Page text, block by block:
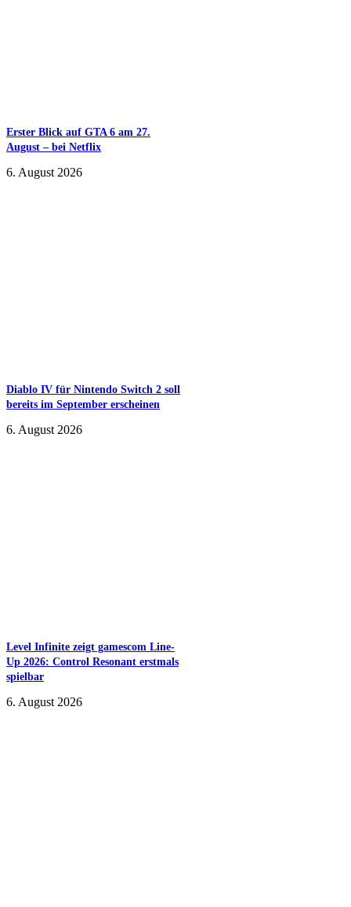
Erster Blick auf GTA 6 am 27.
August – bei Netflix
6. August 2026
Diablo IV für Nintendo Switch 2 soll
bereits im September erscheinen
6. August 2026
Level Infinite zeigt gamescom Line-
Up 2026: Control Resonant erstmals
spielbar
6. August 2026